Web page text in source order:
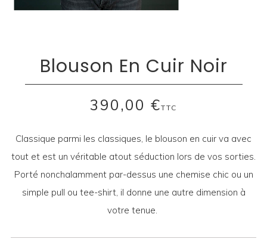
Blouson En Cuir Noir
390,00 €TTC
Classique parmi les classiques, le blouson en cuir va avec
tout et est un véritable atout séduction lors de vos sorties.
Porté nonchalamment par-dessus une chemise chic ou un
simple pull ou tee-shirt, il donne une autre dimension à
votre tenue.